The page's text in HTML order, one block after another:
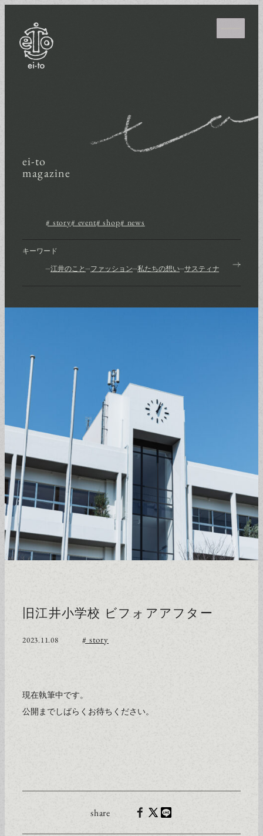
ei-to
magazine
# story# event# shop# news
キーワード
江井のこと ファッション 私たちの想い サスティナブル ものづ
旧江井小学校 ビフォアアフター
2023.11.08 # story
現在執筆中です。
公開までしばらくお待ちください。
share
concept
access